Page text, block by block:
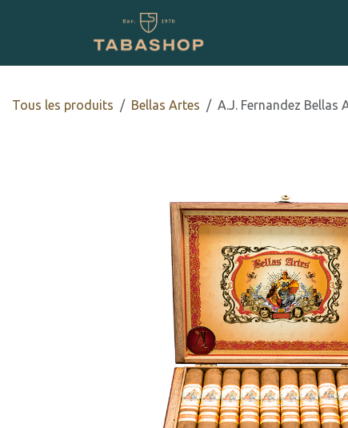
Tous les produits Bellas Artes A.J. Fernandez Bellas